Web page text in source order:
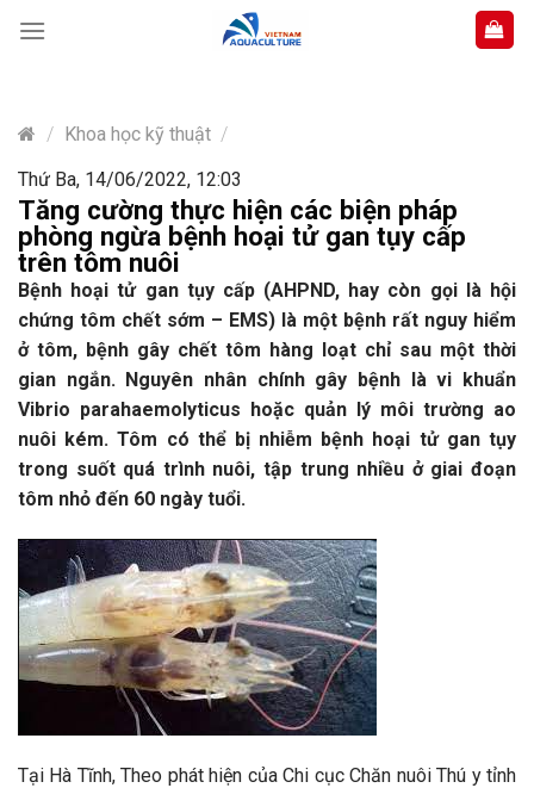
content
/ Khoa học kỹ thuật /
Thứ Ba, 14/06/2022, 12:03
Tăng cường thực hiện các biện pháp
phòng ngừa bệnh hoại tử gan tụy cấp
trên tôm nuôi
Bệnh hoại tử gan tụy cấp (AHPND, hay còn gọi là hội
chứng tôm chết sớm – EMS) là một bệnh rất nguy hiểm
ở tôm, bệnh gây chết tôm hàng loạt chỉ sau một thời
gian ngắn. Nguyên nhân chính gây bệnh là vi khuẩn
Vibrio parahaemolyticus hoặc quản lý môi trường ao
nuôi kém. Tôm có thể bị nhiễm bệnh hoại tử gan tụy
trong suốt quá trình nuôi, tập trung nhiều ở giai đoạn
tôm nhỏ đến 60 ngày tuổi.
Tại Hà Tĩnh, Theo phát hiện của Chi cục Chăn nuôi Thú y tỉnh